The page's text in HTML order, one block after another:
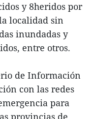
y 8heridos por
localidad sin
inundadas y
entre otros.
de Información
con las redes
para